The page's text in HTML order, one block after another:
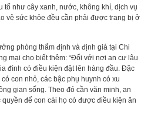
tố như cây xanh, nước, không khí, dịch vụ
vệ sức khỏe đều cần phải được trang bị ở
phòng thẩm định và định giá tại Chi
mại cho biết thêm: “Đối với nơi an cư lâu
đình có điều kiện đặt lên hàng đầu. Đặc
con nhỏ, các bậc phụ huynh có xu
gian sống. Theo đó cần văn minh, an
để con cái họ có được điều kiện ăn